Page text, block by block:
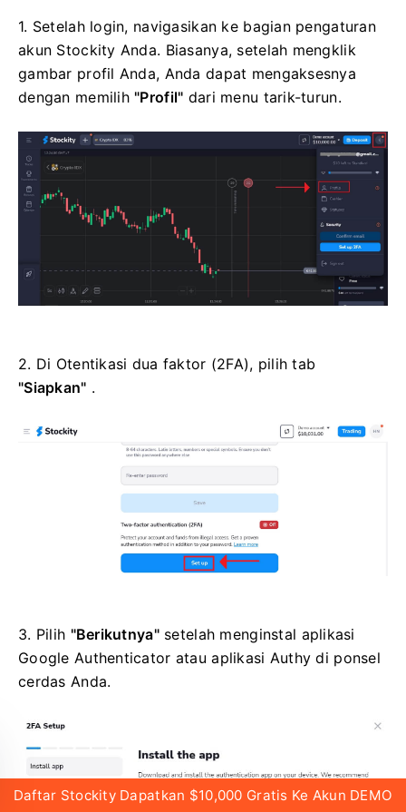
1. Setelah login, navigasikan ke bagian pengaturan
akun Stockity Anda. Biasanya, setelah mengklik
gambar profil Anda, Anda dapat mengaksesnya
dengan memilih "Profil" dari menu tarik-turun.
2. Di Otentikasi dua faktor (2FA), pilih tab
"Siapkan" .
3. Pilih "Berikutnya"setelah menginstal aplikasi
Google Authenticator atau aplikasi Authy di ponsel
cerdas Anda.
Daftar Stockity Dapatkan $10,000 Gratis Ke Akun DEMO